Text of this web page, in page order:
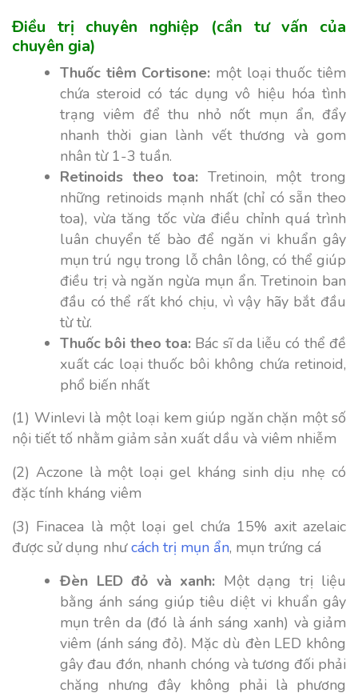
Điều trị chuyên nghiệp (cần tư vấn của
chuyên gia)
Thuốc tiêm Cortisone: một loại thuốc tiêm
chứa steroid có tác dụng vô hiệu hóa tình
trạng viêm để thu nhỏ nốt mụn ẩn, đẩy
nhanh thời gian lành vết thương và gom
nhân từ 1-3 tuần.
Retinoids theo toa: Tretinoin, một trong
những retinoids mạnh nhất (chỉ có sẵn theo
toa), vừa tăng tốc vừa điều chỉnh quá trình
luân chuyển tế bào để ngăn vi khuẩn gây
mụn trú ngụ trong lỗ chân lông, có thể giúp
điều trị và ngăn ngừa mụn ẩn. Tretinoin ban
đầu có thể rất khó chịu, vì vậy hãy bắt đầu
từ từ.
Thuốc bôi theo toa: Bác sĩ da liễu có thể đề
xuất các loại thuốc bôi không chứa retinoid,
phổ biến nhất
(1) Winlevi là một loại kem giúp ngăn chặn một số
nội tiết tố nhằm giảm sản xuất dầu và viêm nhiễm
(2) Aczone là một loại gel kháng sinh dịu nhẹ có
đặc tính kháng viêm
(3) Finacea là một loại gel chứa 15% axit azelaic
được sử dụng nhưcách trị mụn ẩn, mụn trứng cá
Đèn LED đỏ và xanh: Một dạng trị liệu
bằng ánh sáng giúp tiêu diệt vi khuẩn gây
mụn trên da (đó là ánh sáng xanh) và giảm
viêm (ánh sáng đỏ). Mặc dù đèn LED không
gây đau đớn, nhanh chóng và tương đối phải
chăng nhưng đây không phải là phương